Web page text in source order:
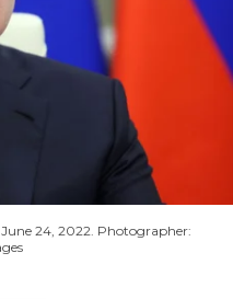
24, 2022. Photographer: